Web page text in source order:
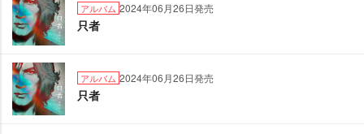
アルバム 2024年06月26日発売
只者
アルバム 2024年06月26日発売
只者